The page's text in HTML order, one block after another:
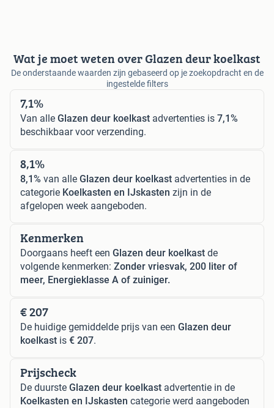
Wat je moet weten over Glazen deur koelkast
De onderstaande waarden zijn gebaseerd op je zoekopdracht en de
ingestelde filters
7,1%
Van alle Glazen deur koelkast advertenties is 7,1%
beschikbaar voor verzending.
8,1%
8,1% van alle Glazen deur koelkast advertenties in de
categorie Koelkasten en IJskasten zijn in de
afgelopen week aangeboden.
Kenmerken
Doorgaans heeft een Glazen deur koelkast de
volgende kenmerken: Zonder vriesvak, 200 liter of
meer, Energieklasse A of zuiniger.
€ 207
De huidige gemiddelde prijs van een Glazen deur
koelkast is € 207.
Prijscheck
De duurste Glazen deur koelkast advertentie in de
Koelkasten en IJskasten categorie werd aangeboden